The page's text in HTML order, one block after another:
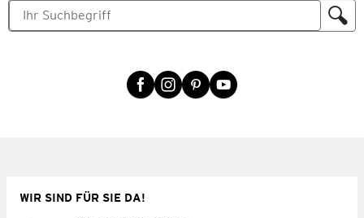
WIR SIND FÜR SIE DA!